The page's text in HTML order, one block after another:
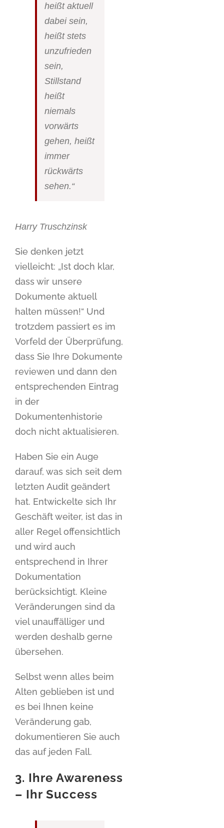
heißt aktuell
dabei sein,
heißt stets
unzufrieden
sein,
Stillstand
heißt
niemals
vorwärts
gehen, heißt
immer
rückwärts
sehen.“
Harry Truschzinsk
Sie denken jetzt
vielleicht: „Ist doch klar,
dass wir unsere
Dokumente aktuell
halten müssen!“ Und
trotzdem passiert es im
Vorfeld der Überprüfung,
dass Sie Ihre Dokumente
reviewen und dann den
entsprechenden Eintrag
in der
Dokumentenhistorie
doch nicht aktualisieren.
Haben Sie ein Auge
darauf, was sich seit dem
letzten Audit geändert
hat. Entwickelte sich Ihr
Geschäft weiter, ist das in
aller Regel offensichtlich
und wird auch
entsprechend in Ihrer
Dokumentation
berücksichtigt. Kleine
Veränderungen sind da
viel unauffälliger und
werden deshalb gerne
übersehen.
Selbst wenn alles beim
Alten geblieben ist und
es bei Ihnen keine
Veränderung gab,
dokumentieren Sie auch
das auf jeden Fall.
3. Ihre Awareness
– Ihr Success